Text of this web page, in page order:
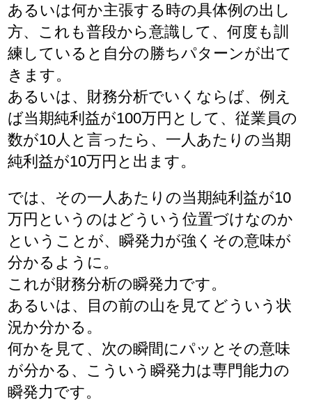
あるいは何か主張する時の具体例の出し
方、これも普段から意識して、何度も訓
練していると自分の勝ちパターンが出て
きます。
あるいは、財務分析でいくならば、例え
ば当期純利益が100万円として、従業員の
数が10人と言ったら、一人あたりの当期
純利益が10万円と出ます。
では、その一人あたりの当期純利益が10
万円というのはどういう位置づけなのか
ということが、瞬発力が強くその意味が
分かるように。
これが財務分析の瞬発力です。
あるいは、目の前の山を見てどういう状
況か分かる。
何かを見て、次の瞬間にパッとその意味
が分かる、こういう瞬発力は専門能力の
瞬発力です。